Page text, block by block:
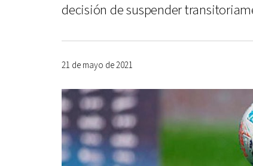
decisión de suspender
21 de mayo de 2021